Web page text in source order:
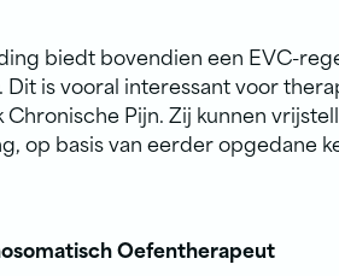
biedt bovendien een EVC-
is vooral interessant voor
Pijn. Zij kunnen
op basis van eerder opgedane
Oefentherapeut